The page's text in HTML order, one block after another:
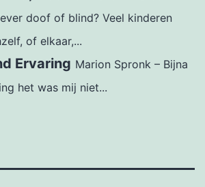
doof of blind? Veel kinderen
of elkaar,...
Ervaring Marion Spronk – Bijna
het was mij niet...